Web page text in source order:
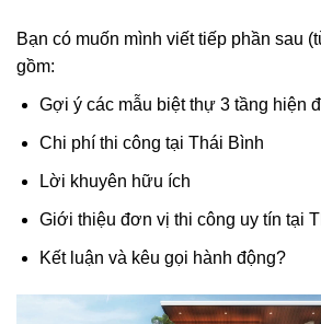
Bạn có muốn mình viết tiếp phần sau
gồm:
Gợi ý các mẫu biệt thự 3 tầng hiện
Chi phí thi công tại Thái Bình
Lời khuyên hữu ích
Giới thiệu đơn vị thi công uy tín tại
Kết luận và kêu gọi hành động?